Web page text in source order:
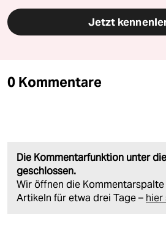
Jetzt
0 Kommentare
Die Kommentarfunktion unter
geschlossen.
Wir öffnen die
Artikeln für etwa drei Tage – hier